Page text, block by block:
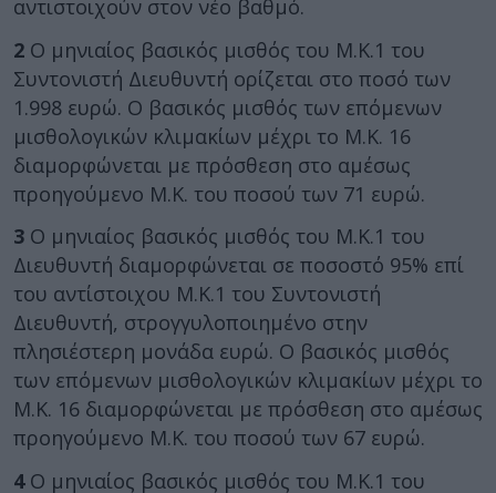
αντιστοιχούν στον νέο βαθμό.
2 Ο μηνιαίος βασικός μισθός του Μ.Κ.1 του
Συντονιστή Διευθυντή ορίζεται στο ποσό των
1.998 ευρώ. Ο βασικός μισθός των επόμενων
μισθολογικών κλιμακίων μέχρι το Μ.Κ. 16
διαμορφώνεται με πρόσθεση στο αμέσως
προηγούμενο Μ.Κ. του ποσού των 71 ευρώ.
3 Ο μηνιαίος βασικός μισθός του Μ.Κ.1 του
Διευθυντή διαμορφώνεται σε ποσοστό 95% επί
του αντίστοιχου Μ.Κ.1 του Συντονιστή
Διευθυντή, στρογγυλοποιημένο στην
πλησιέστερη μονάδα ευρώ. Ο βασικός μισθός
των επόμενων μισθολογικών κλιμακίων μέχρι το
Μ.Κ. 16 διαμορφώνεται με πρόσθεση στο αμέσως
προηγούμενο Μ.Κ. του ποσού των 67 ευρώ.
4 Ο μηνιαίος βασικός μισθός του Μ.Κ.1 του